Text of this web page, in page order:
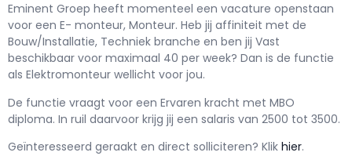
Eminent Groep heeft momenteel een vacature openstaan
voor een E- monteur, Monteur. Heb jij affiniteit met de
Bouw/Installatie, Techniek branche en ben jij Vast
beschikbaar voor maximaal 40 per week? Dan is de functie
als Elektromonteur wellicht voor jou.
De functie vraagt voor een Ervaren kracht met MBO
diploma. In ruil daarvoor krijg jij een salaris van 2500 tot 3500.
Geïnteresseerd geraakt en direct solliciteren? Klik hier.